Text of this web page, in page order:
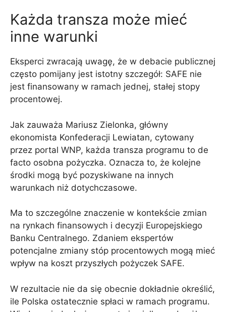
Każda transza może mieć
inne warunki
Eksperci zwracają uwagę, że w debacie publicznej
często pomijany jest istotny szczegół: SAFE nie
jest finansowany w ramach jednej, stałej stopy
procentowej.
Jak zauważa Mariusz Zielonka, główny
ekonomista Konfederacji Lewiatan, cytowany
przez portal WNP, każda transza programu to de
facto osobna pożyczka. Oznacza to, że kolejne
środki mogą być pozyskiwane na innych
warunkach niż dotychczasowe.
Ma to szczególne znaczenie w kontekście zmian
na rynkach finansowych i decyzji Europejskiego
Banku Centralnego. Zdaniem ekspertów
potencjalne zmiany stóp procentowych mogą mieć
wpływ na koszt przyszłych pożyczek SAFE.
W rezultacie nie da się obecnie dokładnie określić,
ile Polska ostatecznie spłaci w ramach programu.